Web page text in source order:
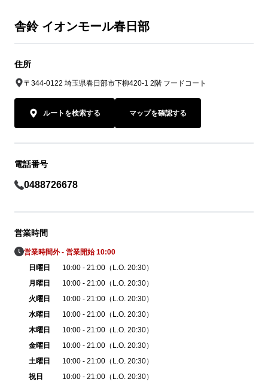
舎鈴 イオンモール春日部
住所
〒344-0122 埼玉県春日部市下柳420-1 2階 フードコート
ルートを検索する マップを確認する
電話番号
0488726678
営業時間
営業時間外 - 営業開始 10:00
日曜日
10:00 - 21:00（L.O. 20:30）
月曜日
10:00 - 21:00（L.O. 20:30）
火曜日
10:00 - 21:00（L.O. 20:30）
水曜日
10:00 - 21:00（L.O. 20:30）
木曜日
10:00 - 21:00（L.O. 20:30）
金曜日
10:00 - 21:00（L.O. 20:30）
土曜日
10:00 - 21:00（L.O. 20:30）
祝日
10:00 - 21:00（L.O. 20:30）